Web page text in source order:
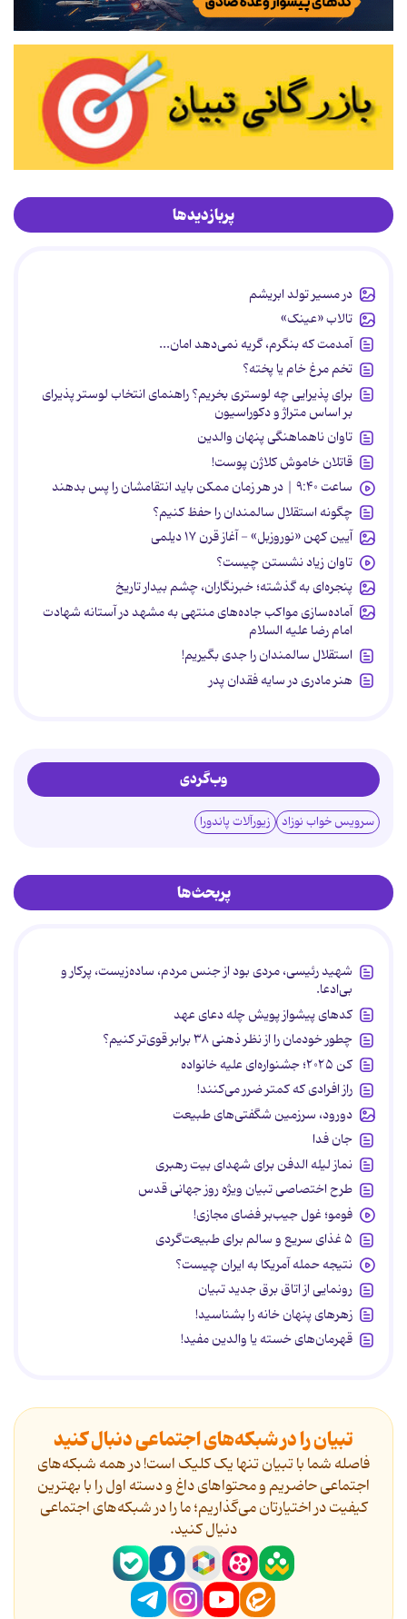
پربازدیدها
در مسیر تولد ابریشم
تالاب «عینک»
آمدمت که بنگرم، گریه نمی‌دهد امان...
تخم مرغ خام یا پخته؟
برای پذیرایی چه لوستری بخریم؟ راهنمای انتخاب لوستر پذیرای
بر اساس متراژ و دکوراسیون
تاوان ناهماهنگی پنهان والدین
قاتلان خاموش کلاژن پوست!
ساعت ۹:۴۰ | در هر زمان ممکن باید انتقامشان را پس بدهند
چگونه استقلال سالمندان را حفظ کنیم؟
آیین کهن «نوروزبل» - آغاز قرن ۱۷ دیلمی
تاوان زیاد نشستن چیست؟
پنجره‌ای به گذشته؛ خبرنگاران، چشم بیدار تاریخ
آماده‌سازی مواکب جاده‌های منتهی به مشهد در آستانه شهادت
امام رضا علیه السلام
استقلال سالمندان را جدی بگیریم!
هنر مادری در سایه‌ فقدان پدر
وب‌گردی
سرویس خواب نوزاد زیورآلات پاندورا
پربحث‌ها
شهید رئیسی، مردی بود از جنس مردم، ساده‌زیست، پرکار و
بی‌ادعا.
کدهای پیشواز پویش چله دعای عهد
چطور خودمان را از نظر ذهنی ۳۸ برابر قوی‌تر کنیم؟
کن ۲۰۲۵؛ جشنواره‌ای علیه خانواده
راز افرادی که کمتر ضرر می‌کنند!
دورود، سرزمین شگفتی‌های طبیعت
جان فدا
نماز لیله الدفن برای شهدای بیت رهبری
طرح اختصاصی تبیان ویژه روز جهانی قدس
فومو؛ غول جیب‌بر فضای مجازی!
۵ غذای سریع و سالم برای طبیعت‌گردی
نتیجه حمله آمریکا به ایران چیست؟
رونمایی از اتاق برق جدید تبیان
زهرهای پنهان خانه را بشناسید!
قهرمان‌های خسته یا والدین مفید!
تبیان را در شبکه‌های اجتماعی دنبال کنید
فاصله شما با تبیان تنها یک کلیک است! در همه شبکه‌های
اجتماعی حاضریم و محتواهای داغ و دسته اول را با بهترین
کیفیت در اختیارتان می‌گذاریم؛ ما را در شبکه‌های اجتماعی
دنیال کنید.